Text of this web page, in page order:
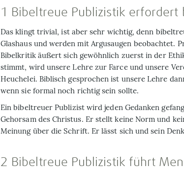
1 Bibeltreue Publizistik erfordert
Das klingt trivial, ist aber sehr wichtig, denn
Glashaus und werden mit Argusaugen beobachtet.
Bibelkritik äußert sich gewöhnlich zuerst in der
stimmt, wird unsere Lehre zur Farce und unsere
Heuchelei. Biblisch gesprochen ist unsere Lehre
wenn sie formal noch richtig sein sollte.
Ein bibeltreuer Publizist wird jeden Gedanken
Gehorsam des Christus. Er stellt keine Norm und
Meinung über die Schrift. Er lässt sich und sein
2 Bibeltreue Publizistik führt